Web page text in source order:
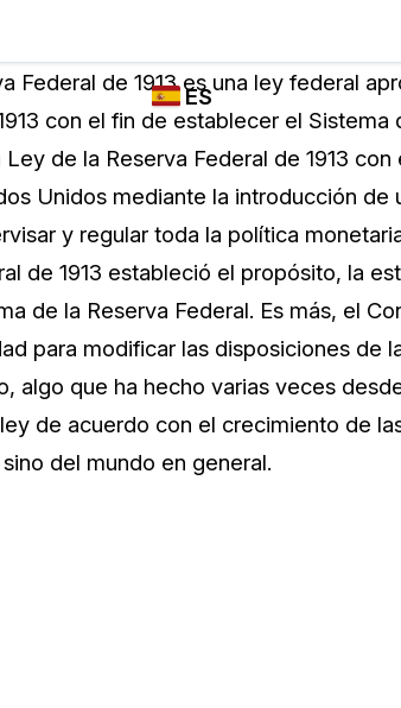
FUNCIONES DE
TRANSCRIPCIÓN
Y TRADUCCIÓN
DE CASEGUARD
Redacción de vídeos
de notas y más con un solo clic desde una
cantidad ilimitada de videos
Redacción de documentos
Redacte información de identificación
personal (PII) de miles de archivos PDF,
Industrias
ES
Español
Federal de 1913 es una ley federal
con el fin de establecer el Sistema
de la Reserva Federal de 1913
Unidos mediante la introducción de
y regular toda la política
de 1913 estableció el propósito, la
de la Reserva Federal. Es más, el
para modificar las disposiciones de
algo que ha hecho varias veces
de acuerdo con el crecimiento de
del mundo en general.